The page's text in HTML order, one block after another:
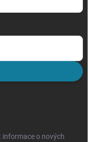
informace o nových